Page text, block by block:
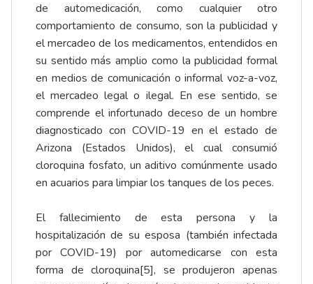
de automedicación, como cualquier otro
comportamiento de consumo, son la publicidad y
el mercadeo de los medicamentos, entendidos en
su sentido más amplio como la publicidad formal
en medios de comunicación o informal voz-a-voz,
el mercadeo legal o ilegal. En ese sentido, se
comprende el infortunado deceso de un hombre
diagnosticado con COVID-19 en el estado de
Arizona (Estados Unidos), el cual consumió
cloroquina fosfato, un aditivo comúnmente usado
en acuarios para limpiar los tanques de los peces.
El fallecimiento de esta persona y la
hospitalización de su esposa (también infectada
por COVID-19) por automedicarse con esta
forma de cloroquina[5], se produjeron apenas